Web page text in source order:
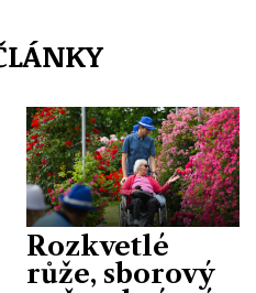
Rozkvetlé
růže, sborový